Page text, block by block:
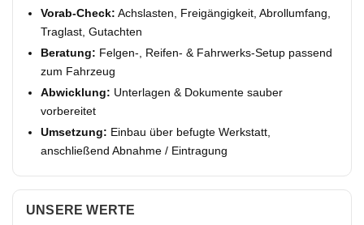
Vorab-Check: Achslasten, Freigängigkeit, Abrollumfang,
Traglast, Gutachten
Beratung: Felgen-, Reifen- & Fahrwerks-Setup passend
zum Fahrzeug
Abwicklung: Unterlagen & Dokumente sauber
vorbereitet
Umsetzung: Einbau über befugte Werkstatt,
anschließend Abnahme / Eintragung
UNSERE WERTE